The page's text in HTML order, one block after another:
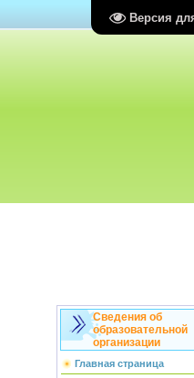
Версия
Сведения об
образовательной
организации
Главная страница